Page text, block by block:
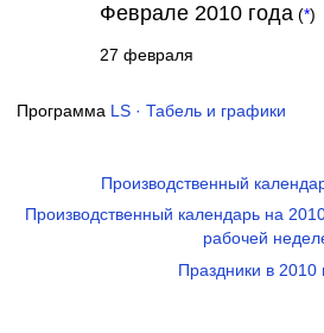
Феврале 2010 года (*)
27 февраля
Программа LS · Табель и графики
Производственный
Производственный календарь на
рабочей
Праздники в 2010